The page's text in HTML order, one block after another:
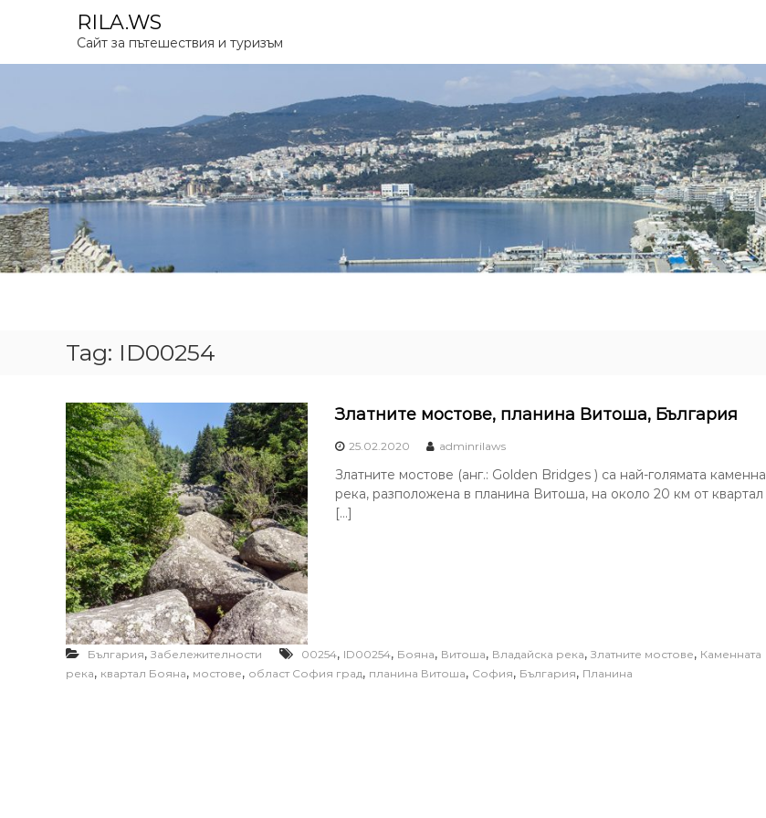
p
c
o
n
t
e
n
t
RILA.WS
Сайт за пътешествия и туризъм
Tag: ID00254
Златните мостове, планина Витоша, България
25.02.2020 adminrilaws
Златните мостове (анг.: Golden Bridges ) са най-голямата каменна
река, разположена в планина Витоша, на около 20 км от квартал
[…]
България, Забележителности 00254, ID00254, Бояна, Витоша, Владайска река, Златните мостове, Каменната
река, квартал Бояна, мостове, област София град, планина Витоша, София, България, Планина